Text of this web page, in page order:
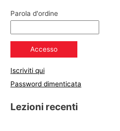
Parola d'ordine
Iscriviti qui
Password dimenticata
Lezioni recenti